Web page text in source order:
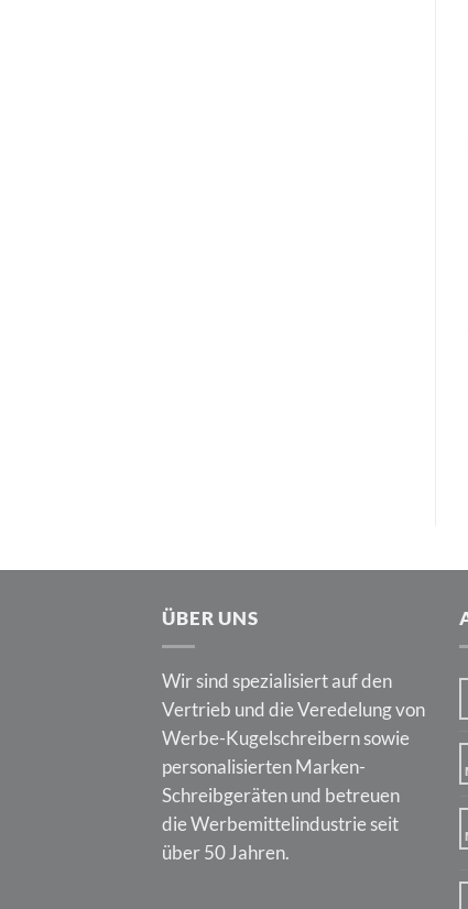
ÜBER UNS
Wir sind spezialisiert auf den
Vertrieb und die Veredelung von
Werbe-Kugelschreibern sowie
personalisierten Marken-
Schreibgeräten und betreuen
die Werbemittelindustrie seit
über 50 Jahren.